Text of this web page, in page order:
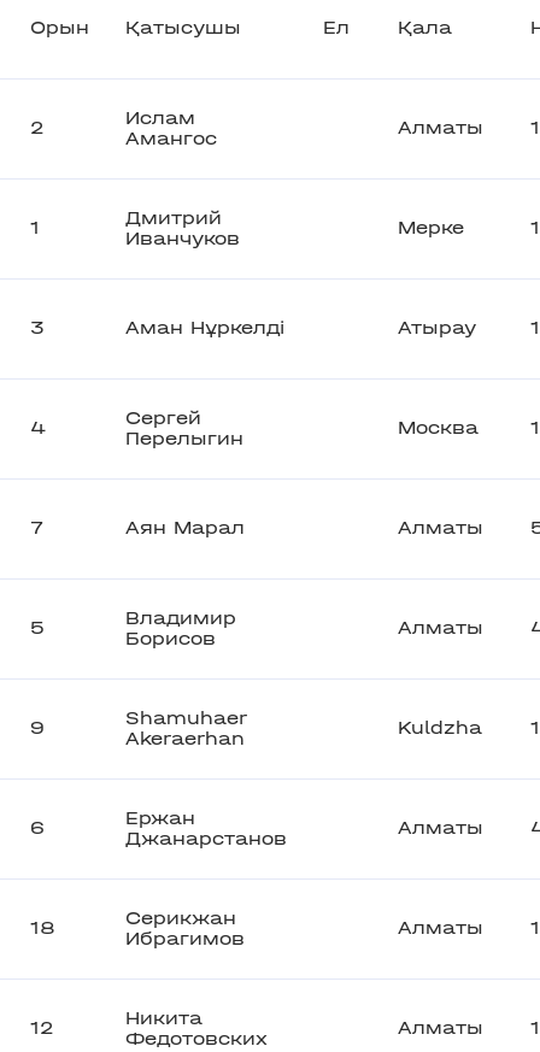
Орын Қатысушы Ел Қала
2
Ислам
Амангос
Алматы
1
Дмитрий
Иванчуков
Мерке
3 Аман Нұркелді Атырау
4
Сергей
Перелыгин
Москва
7 Аян Марал Алматы
5
Владимир
Борисов
Алматы
9
Shamuhaer
Akeraerhan
Kuldzha
6
Ержан
Джанарстанов
Алматы
18
Серикжан
Ибрагимов
Алматы
12
Никита
Федотовских
Алматы